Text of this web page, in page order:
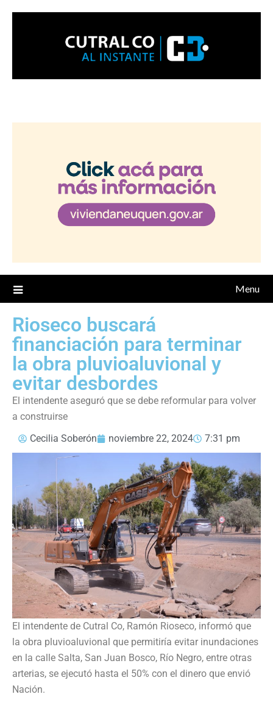
Menu
Rioseco buscará
financiación para terminar
la obra pluvioaluvional y
evitar desbordes
El intendente aseguró que se debe reformular para volver
a construirse
Cecilia Soberón
noviembre 22, 2024 7:31 pm
El intendente de Cutral Co, Ramón Rioseco, informó que
la obra pluvioaluvional que permitiría evitar inundaciones
en la calle Salta, San Juan Bosco, Río Negro, entre otras
arterias, se ejecutó hasta el 50% con el dinero que envió
Nación.